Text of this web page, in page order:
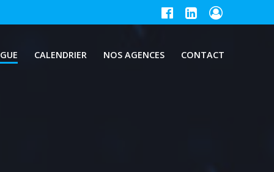
CALENDRIER NOS AGENCES CONTACT